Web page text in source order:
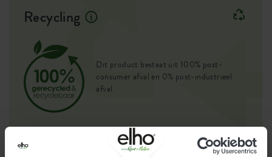
Recycling
Dit product bestaat uit 100% post-
consumer afval en 0% post-industrieel
afval.